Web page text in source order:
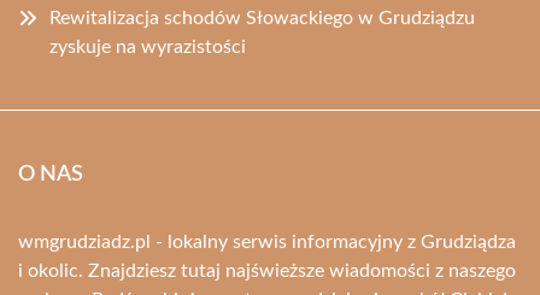
Rewitalizacja schodów Słowackiego w Grudziądzu
zyskuje na wyrazistości
O NAS
wmgrudziadz.pl - lokalny serwis informacyjny z Grudziądza
i okolic. Znajdziesz tutaj najświeższe wiadomości z naszego